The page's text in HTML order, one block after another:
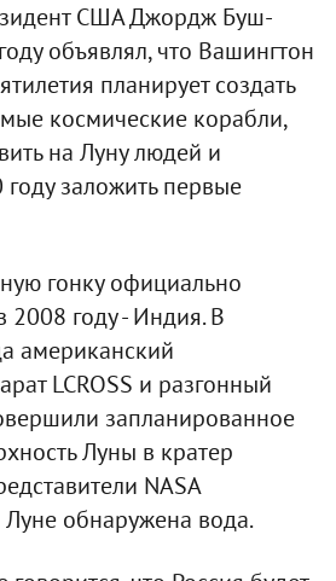
США Джордж Буш-
объявлял, что Вашингтон
планирует создать
космические корабли,
на Луну людей и
заложить первые
гонку официально
2008 году - Индия. В
американский
LCROSS и разгонный
запланированное
Луны в кратер
NASA
обнаружена вода.